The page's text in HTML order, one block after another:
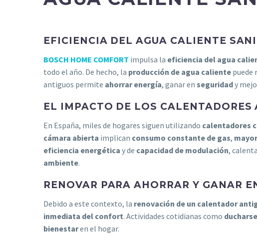
EFICIENCIA DEL AGUA CALIENTE
BOSCH HOME COMFORT impulsa la eficiencia del agua
todo el año. De hecho, la producción de agua caliente puede
antiguos permite ahorrar energía, ganar en seguridady
EL IMPACTO DE LOS CALENTADORES
En España, miles de hogares siguen utilizando calentadores
cámara abierta implican consumo constante de gas,
eficiencia energética y de capacidad de modulación,
ambiente.
RENOVAR PARA AHORRAR Y GANAR
Debido a este contexto, la renovación de un calentador
inmediata del confort. Actividades cotidianas como ducharse
bienestaren el hogar.